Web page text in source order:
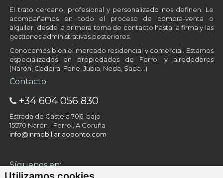
El trato cercano, profesional y personalizado nos definen. Le
acompañamos en todo el proceso de compra-venta o
alquiler, desde la primera toma de contacto hasta la firma y las
gestiones administrativas posteriores.
Conocemos bien el mercado residencial y comercial. Estamos
especializados en propiedades de Ferrol y alrededores
(Narón, Cedeira, Fene, Jubia, Neda, Sada…)
Contacto
+34 604 056 830
Estrada de Castela 706, bajo
15570 Narón - Ferrol, A Coruña
info@inmobiliariaoponto.com
Síguenos en: